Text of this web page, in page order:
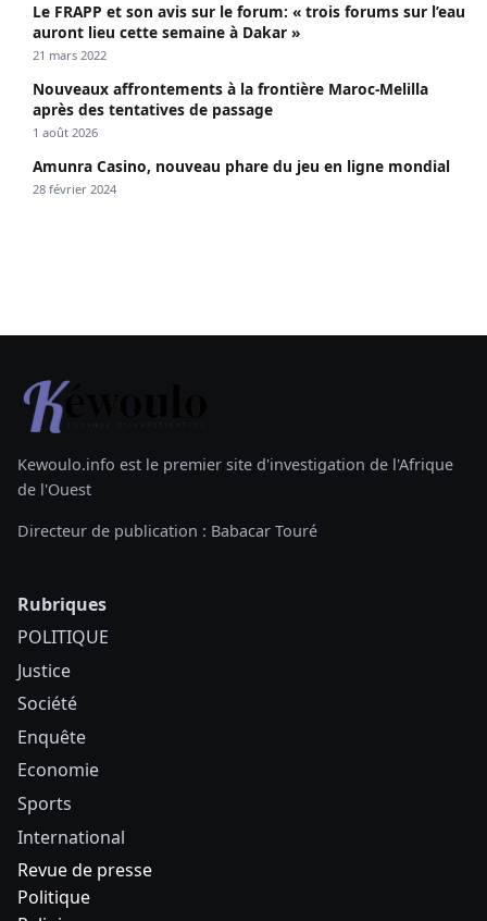
Le FRAPP et son avis sur le forum: « trois forums sur l’eau
auront lieu cette semaine à Dakar »
21 mars 2022
Nouveaux affrontements à la frontière Maroc-Melilla
après des tentatives de passage
1 août 2026
Amunra Casino, nouveau phare du jeu en ligne mondial
28 février 2024
Kewoulo.info est le premier site d'investigation de l'Afrique
de l'Ouest
Directeur de publication : Babacar Touré
Rubriques
POLITIQUE
Justice
Société
Enquête
Economie
Sports
International
Revue de presse
Politique